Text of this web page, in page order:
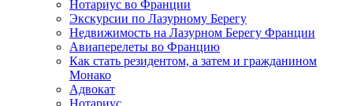
Нотариус во Франции
Экскурсии по Лазурному Берегу
Недвижимость на Лазурном Берегу Франции
Авиаперелеты во Францию
Как стать резидентом, а затем и гражданином
Монако
Адвокат
Нотариус